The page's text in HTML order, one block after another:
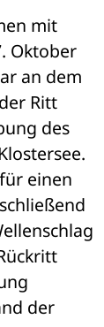
mit
Oktober
an dem
Ritt
des
einen
der